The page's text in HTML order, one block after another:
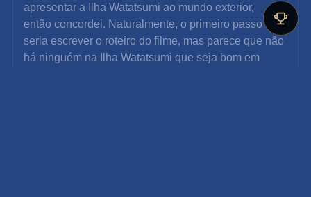
apresentar a Ilha Watatsumi ao mundo exterior,
então concordei. Naturalmente, o primeiro passo
seria escrever o roteiro do filme, mas parece que não
há ninguém na Ilha Watatsumi que seja bom em